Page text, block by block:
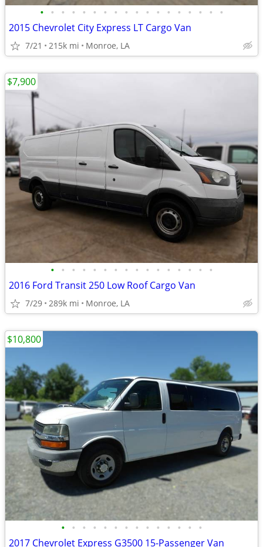
• • • • • • • • • • • • • • • • • •
2015 Chevrolet City Express LT Cargo Van
7/21 215k mi Monroe, LA
• • • • • • • • • • • • • • • •
2016 Ford Transit 250 Low Roof Cargo Van
7/29 289k mi Monroe, LA
$7,900
• • • • • • • • • • • • • •
2017 Chevrolet Express G3500 15-Passenger Van
$10,800